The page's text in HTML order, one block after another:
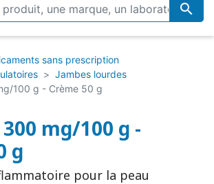

sans prescription
Jambes lourdes
100 g - Crème 50 g
mg/100 g -
g
pour la peau